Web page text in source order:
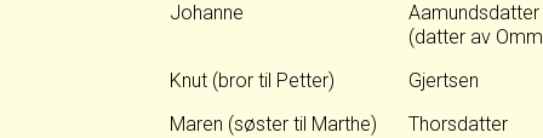
Johanne
Aamundsdatter
(datter av
Knut (bror til Petter) Gjertsen
Maren (søster til Marthe)
Thorsdatter